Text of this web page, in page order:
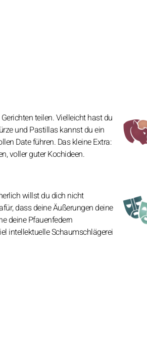
teilen. Vielleicht hast du
und Pastillas kannst du ein
Date führen. Das kleine Extra:
voller guter Kochideen.
willst du dich nicht
dass deine Äußerungen deine
deine Pfauenfedern
intellektuelle Schaumschlägerei